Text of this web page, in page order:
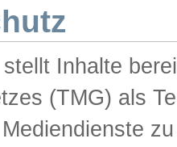
Inhalte
(TMG) als